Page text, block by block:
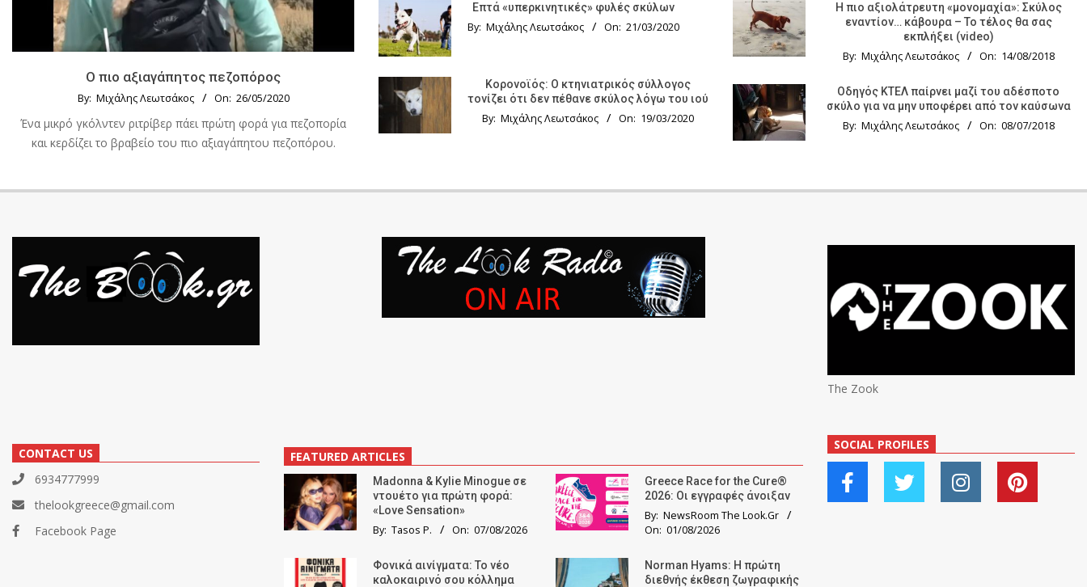
Ο πιο αξιαγάπητος πεζοπόρος
By: Μιχάλης Λεωτσάκος On: 26/05/2020
Ένα μικρό γκόλντεν ριτρίβερ πάει πρώτη φορά για πεζοπορία
και κερδίζει το βραβείο του πιο αξιαγάπητου πεζοπόρου.
Επτά «υπερκινητικές» φυλές σκύλων
By: Μιχάλης Λεωτσάκος On: 21/03/2020
Κορονοϊός: Ο κτηνιατρικός σύλλογος
τονίζει ότι δεν πέθανε σκύλος λόγω του ιού
By: Μιχάλης Λεωτσάκος On: 19/03/2020
Η πιο αξιολάτρευτη «μονομαχία»: Σκύλος
εναντίον… κάβουρα – Το τέλος θα σας
εκπλήξει (video)
By: Μιχάλης Λεωτσάκος On: 14/08/2018
Οδηγός KTΕΛ παίρνει μαζί του αδέσποτο
σκύλο για να μην υποφέρει από τον καύσωνα
By: Μιχάλης Λεωτσάκος On: 08/07/2018
CONTACT US
6934777999
thelookgreece@gmail.com
Facebook Page
FEATURED ARTICLES
Madonna & Kylie Minogue σε
ντουέτο για πρώτη φορά:
«Love Sensation»
By: Tasos P. On: 07/08/2026
Φονικά αινίγματα: Το νέο
καλοκαιρινό σου κόλλημα
Greece Race for the Cure®
2026: Οι εγγραφές άνοιξαν
By: NewsRoom The Look.Gr
On: 01/08/2026
Norman Hyams: Η πρώτη
διεθνής έκθεση ζωγραφικής
The Zook
SOCIAL PROFILES